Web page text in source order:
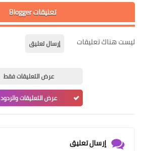
تعليقات Blogger
ليست هناك تعليقات إرسال تعليق
عرض التعليقات فقط
عرض التعليقات والردود
إرسال تعليق